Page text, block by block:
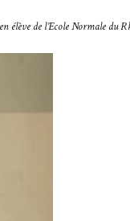
de l’Ecole Normale du